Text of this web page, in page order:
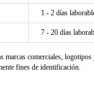
1 - 2 días
7 - 20 días
marcas comerciales,
fines de identificación.